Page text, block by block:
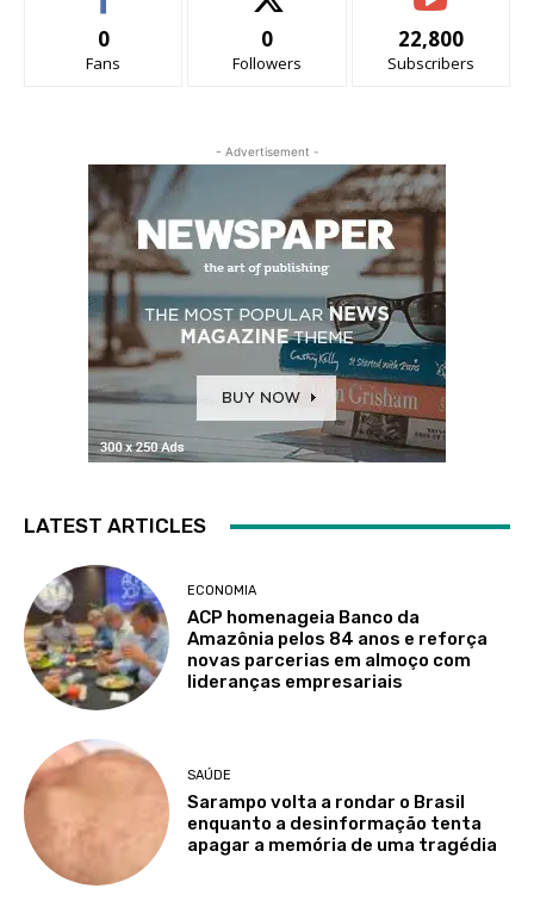
0
Fans
0
Followers
22,800
Subscribers
- Advertisement -
LATEST ARTICLES
ECONOMIA
ACP homenageia Banco da
Amazônia pelos 84 anos e reforça
novas parcerias em almoço com
lideranças empresariais
SAÚDE
Sarampo volta a rondar o Brasil
enquanto a desinformação tenta
apagar a memória de uma tragédia